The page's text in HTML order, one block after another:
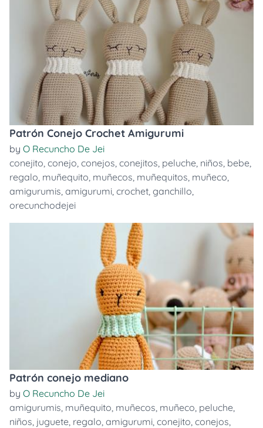
Patrón Conejo Crochet Amigurumi
by O Recuncho De Jei
conejito, conejo, conejos, conejitos, peluche, niños, bebe,
regalo, muñequito, muñecos, muñequitos, muñeco,
amigurumis, amigurumi, crochet, ganchillo,
orecunchodejei
Patrón conejo mediano
by O Recuncho De Jei
amigurumis, muñequito, muñecos, muñeco, peluche,
niños, juguete, regalo, amigurumi, conejito, conejos,